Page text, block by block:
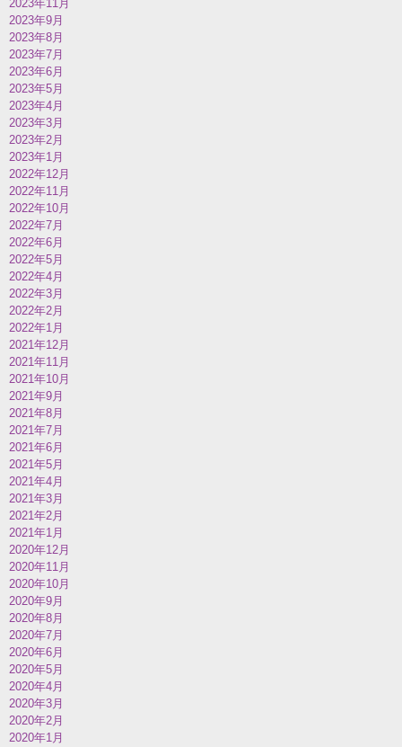
2023年11月
2023年9月
2023年8月
2023年7月
2023年6月
2023年5月
2023年4月
2023年3月
2023年2月
2023年1月
2022年12月
2022年11月
2022年10月
2022年7月
2022年6月
2022年5月
2022年4月
2022年3月
2022年2月
2022年1月
2021年12月
2021年11月
2021年10月
2021年9月
2021年8月
2021年7月
2021年6月
2021年5月
2021年4月
2021年3月
2021年2月
2021年1月
2020年12月
2020年11月
2020年10月
2020年9月
2020年8月
2020年7月
2020年6月
2020年5月
2020年4月
2020年3月
2020年2月
2020年1月